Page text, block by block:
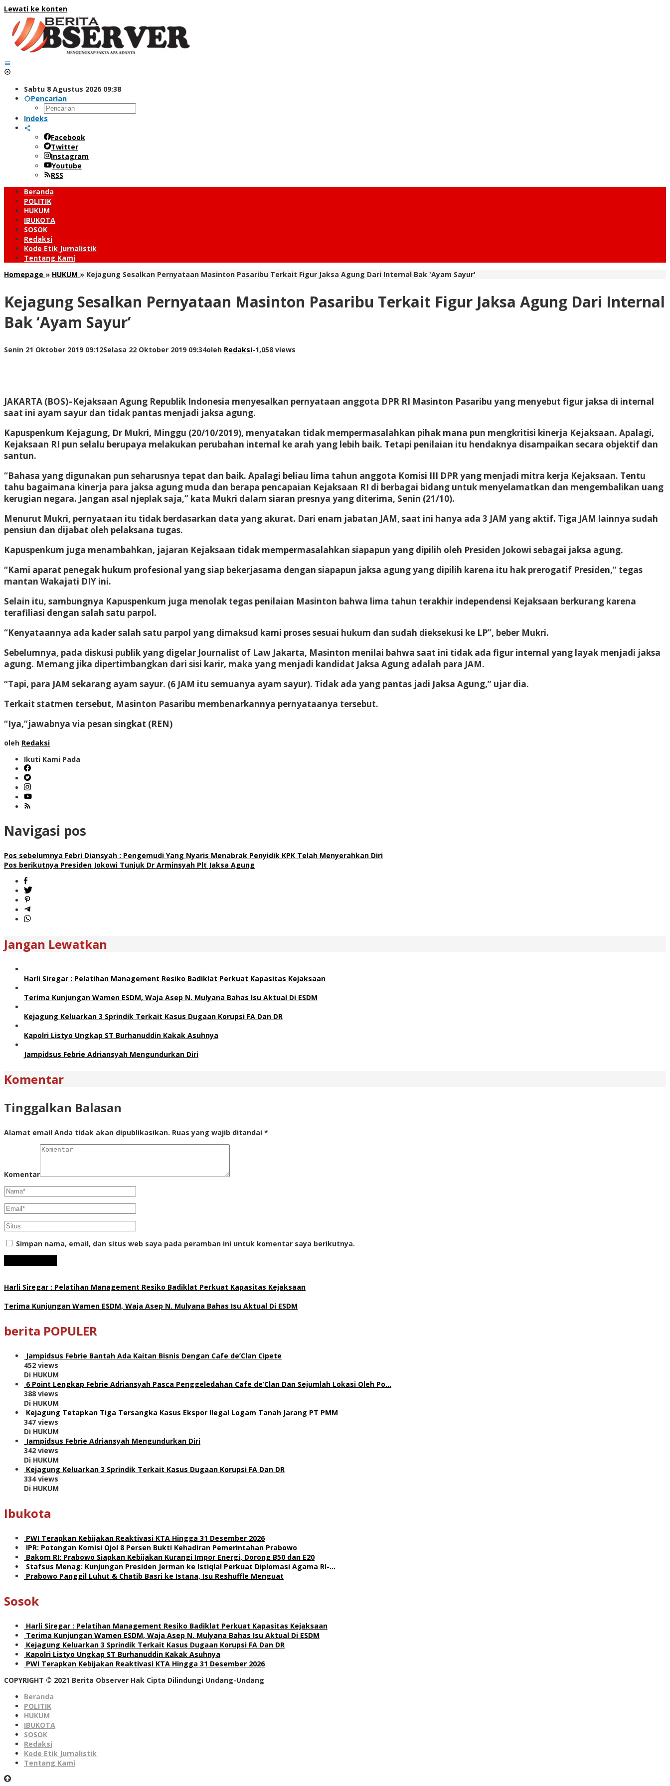
Lewati ke konten
Sabtu 8 Agustus 2026 09:38
Pencarian
Indeks
Facebook
Twitter
Instagram
Youtube
RSS
Beranda
POLITIK
HUKUM
IBUKOTA
SOSOK
Redaksi
Kode Etik Jurnalistik
Tentang Kami
Homepage » HUKUM » Kejagung Sesalkan Pernyataan Masinton Pasaribu Terkait Figur Jaksa Agung Dari Internal Bak 'Ayam Sayur'
Kejagung Sesalkan Pernyataan Masinton Pasaribu Terkait Figur Jaksa Agung Dari Internal
Bak ‘Ayam Sayur’
Senin 21 Oktober 2019 09:12Selasa 22 Oktober 2019 09:34oleh Redaksi-1,058 views
JAKARTA (BOS)–Kejaksaan Agung Republik Indonesia menyesalkan pernyataan anggota DPR RI Masinton Pasaribu yang menyebut figur jaksa di internal
saat ini ayam sayur dan tidak pantas menjadi jaksa agung.
Kapuspenkum Kejagung, Dr Mukri, Minggu (20/10/2019), menyatakan tidak mempermasalahkan pihak mana pun mengkritisi kinerja Kejaksaan. Apalagi,
Kejaksaan RI pun selalu berupaya melakukan perubahan internal ke arah yang lebih baik. Tetapi penilaian itu hendaknya disampaikan secara objektif dan
santun.
“Bahasa yang digunakan pun seharusnya tepat dan baik. Apalagi beliau lima tahun anggota Komisi III DPR yang menjadi mitra kerja Kejaksaan. Tentu
tahu bagaimana kinerja para jaksa agung muda dan berapa pencapaian Kejaksaan RI di berbagai bidang untuk menyelamatkan dan mengembalikan uang
kerugian negara. Jangan asal njeplak saja,” kata Mukri dalam siaran presnya yang diterima, Senin (21/10).
Menurut Mukri, pernyataan itu tidak berdasarkan data yang akurat. Dari enam jabatan JAM, saat ini hanya ada 3 JAM yang aktif. Tiga JAM lainnya sudah
pensiun dan dijabat oleh pelaksana tugas.
Kapuspenkum juga menambahkan, jajaran Kejaksaan tidak mempermasalahkan siapapun yang dipilih oleh Presiden Jokowi sebagai jaksa agung.
“Kami aparat penegak hukum profesional yang siap bekerjasama dengan siapapun jaksa agung yang dipilih karena itu hak prerogatif Presiden,” tegas
mantan Wakajati DIY ini.
Selain itu, sambungnya Kapuspenkum juga menolak tegas penilaian Masinton bahwa lima tahun terakhir independensi Kejaksaan berkurang karena
terafiliasi dengan salah satu parpol.
“Kenyataannya ada kader salah satu parpol yang dimaksud kami proses sesuai hukum dan sudah dieksekusi ke LP”, beber Mukri.
Sebelumnya, pada diskusi publik yang digelar Journalist of Law Jakarta, Masinton menilai bahwa saat ini tidak ada figur internal yang layak menjadi jaksa
agung. Memang jika dipertimbangkan dari sisi karir, maka yang menjadi kandidat Jaksa Agung adalah para JAM.
“Tapi, para JAM sekarang ayam sayur. (6 JAM itu semuanya ayam sayur). Tidak ada yang pantas jadi Jaksa Agung,” ujar dia.
Terkait statmen tersebut, Masinton Pasaribu membenarkannya pernyataanya tersebut.
“Iya,”jawabnya via pesan singkat (REN)
oleh Redaksi
Ikuti Kami Pada
Navigasi pos
Pos sebelumnya Febri Diansyah : Pengemudi Yang Nyaris Menabrak Penyidik KPK Telah Menyerahkan Diri
Pos berikutnya Presiden Jokowi Tunjuk Dr Arminsyah Plt Jaksa Agung
Jangan Lewatkan
Harli Siregar : Pelatihan Management Resiko Badiklat Perkuat Kapasitas Kejaksaan
Terima Kunjungan Wamen ESDM, Waja Asep N. Mulyana Bahas Isu Aktual Di ESDM
Kejagung Keluarkan 3 Sprindik Terkait Kasus Dugaan Korupsi FA Dan DR
Kapolri Listyo Ungkap ST Burhanuddin Kakak Asuhnya
Jampidsus Febrie Adriansyah Mengundurkan Diri
Komentar
Tinggalkan Balasan
Alamat email Anda tidak akan dipublikasikan. Ruas yang wajib ditandai *
Komentar
Simpan nama, email, dan situs web saya pada peramban ini untuk komentar saya berikutnya.
Harli Siregar : Pelatihan Management Resiko Badiklat Perkuat Kapasitas Kejaksaan
Terima Kunjungan Wamen ESDM, Waja Asep N. Mulyana Bahas Isu Aktual Di ESDM
berita POPULER
Jampidsus Febrie Bantah Ada Kaitan Bisnis Dengan Cafe de’Clan Cipete
452 views
Di HUKUM
6 Point Lengkap Febrie Adriansyah Pasca Penggeledahan Cafe de’Clan Dan Sejumlah Lokasi Oleh Po…
388 views
Di HUKUM
Kejagung Tetapkan Tiga Tersangka Kasus Ekspor Ilegal Logam Tanah Jarang PT PMM
347 views
Di HUKUM
Jampidsus Febrie Adriansyah Mengundurkan Diri
342 views
Di HUKUM
Kejagung Keluarkan 3 Sprindik Terkait Kasus Dugaan Korupsi FA Dan DR
334 views
Di HUKUM
Ibukota
PWI Terapkan Kebijakan Reaktivasi KTA Hingga 31 Desember 2026
IPR: Potongan Komisi Ojol 8 Persen Bukti Kehadiran Pemerintahan Prabowo
Bakom RI: Prabowo Siapkan Kebijakan Kurangi Impor Energi, Dorong B50 dan E20
Stafsus Menag: Kunjungan Presiden Jerman ke Istiqlal Perkuat Diplomasi Agama RI-…
Prabowo Panggil Luhut & Chatib Basri ke Istana, Isu Reshuffle Menguat
Sosok
Harli Siregar : Pelatihan Management Resiko Badiklat Perkuat Kapasitas Kejaksaan
Terima Kunjungan Wamen ESDM, Waja Asep N. Mulyana Bahas Isu Aktual Di ESDM
Kejagung Keluarkan 3 Sprindik Terkait Kasus Dugaan Korupsi FA Dan DR
Kapolri Listyo Ungkap ST Burhanuddin Kakak Asuhnya
PWI Terapkan Kebijakan Reaktivasi KTA Hingga 31 Desember 2026
COPYRIGHT © 2021 Berita Observer Hak Cipta Dilindungi Undang-Undang
Beranda
POLITIK
HUKUM
IBUKOTA
SOSOK
Redaksi
Kode Etik Jurnalistik
Tentang Kami